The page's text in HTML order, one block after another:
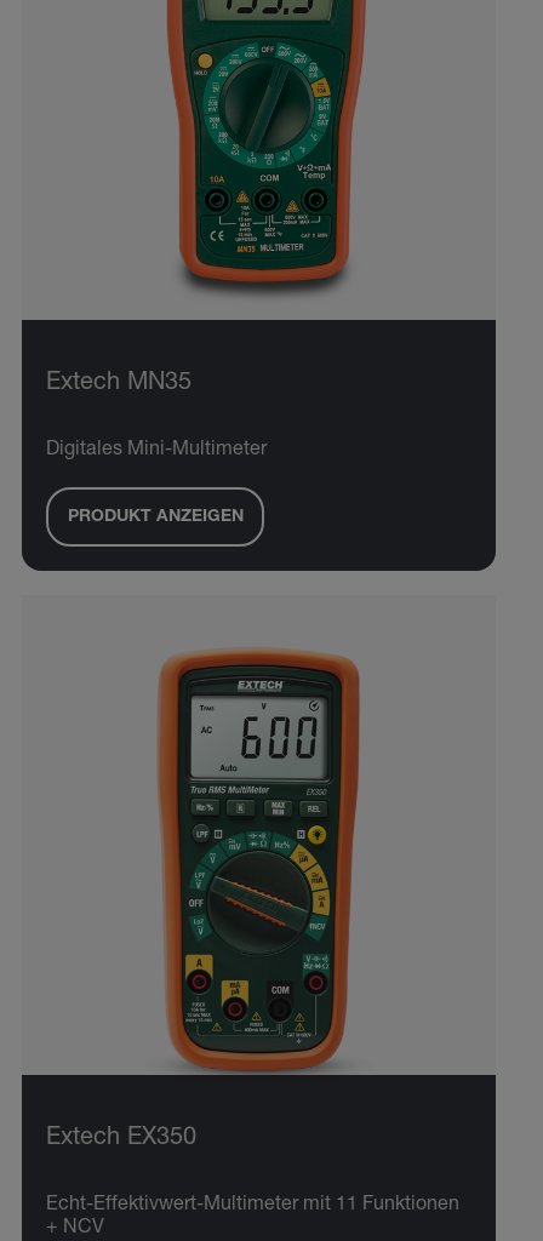
Extech MN35
Digitales Mini-Multimeter
PRODUKT ANZEIGEN
Extech EX350
Echt-Effektivwert-Multimeter mit 11 Funktionen
+ NCV